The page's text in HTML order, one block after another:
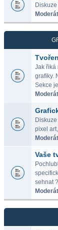
Jak řiká
grafiky.
Sekce
pixel
Vaše
sehnat